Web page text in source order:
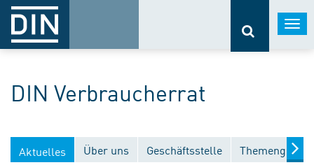
DIN Verbraucherrat
Aktuelles Über uns Geschäftsstelle